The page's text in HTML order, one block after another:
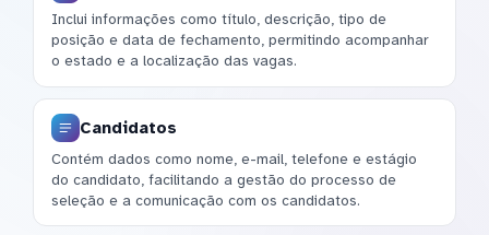
Inclui informações como título, descrição, tipo de
posição e data de fechamento, permitindo acompanhar
o estado e a localização das vagas.
Candidatos
Contém dados como nome, e-mail, telefone e estágio
do candidato, facilitando a gestão do processo de
seleção e a comunicação com os candidatos.